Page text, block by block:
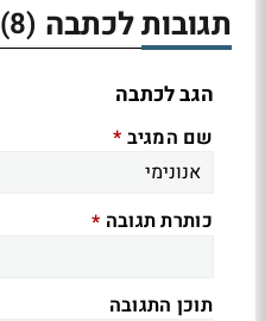
תגובות לכתבה (8)
הגב לכתבה
שם המגיב *
כותרת תגובה *
תוכן התגובה